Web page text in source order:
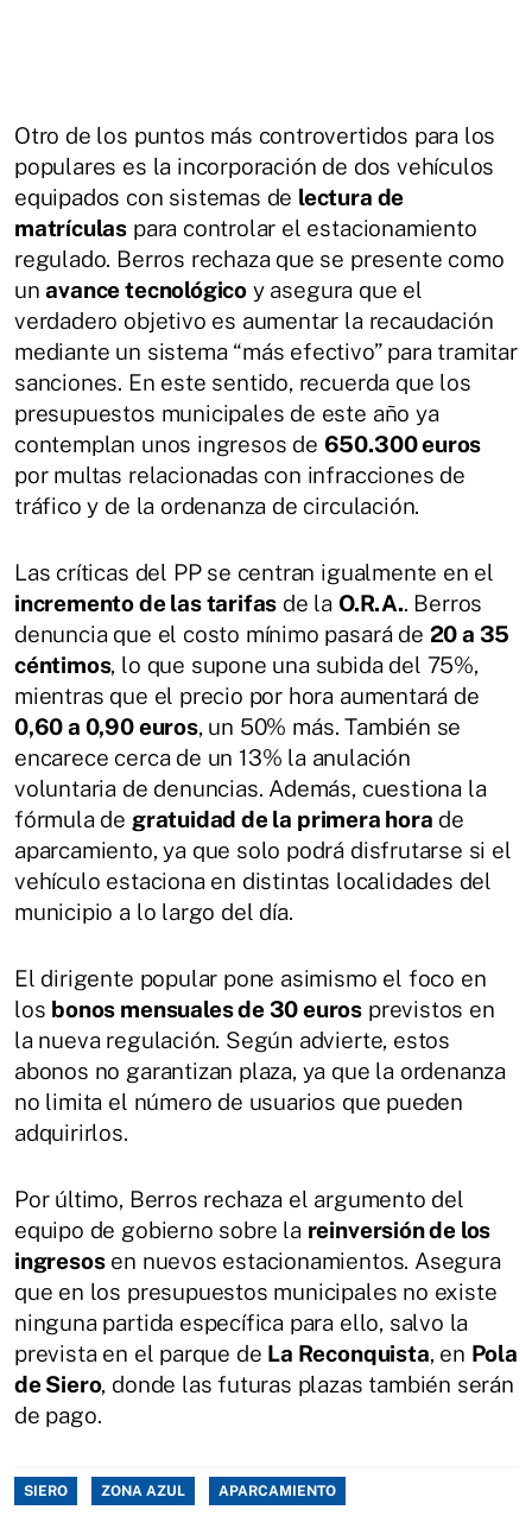
Otro de los puntos más controvertidos para los
populares es la incorporación de dos vehículos
equipados con sistemas de lectura de
matrículas para controlar el estacionamiento
regulado. Berros rechaza que se presente como
unavance tecnológico y asegura que el
verdadero objetivo es aumentar la recaudación
mediante un sistema “más efectivo” para tramitar
sanciones. En este sentido, recuerda que los
presupuestos municipales de este año ya
contemplan unos ingresos de 650.300 euros
por multas relacionadas con infracciones de
tráfico y de la ordenanza de circulación.
Las críticas del PP se centran igualmente en el
incremento de las tarifas de la O.R.A.. Berros
denuncia que el costo mínimo pasará de 20 a 35
céntimos, lo que supone una subida del 75%,
mientras que el precio por hora aumentará de
0,60 a 0,90 euros, un 50% más. También se
encarece cerca de un 13% la anulación
voluntaria de denuncias. Además, cuestiona la
fórmula de gratuidad de la primera hora de
aparcamiento, ya que solo podrá disfrutarse si el
vehículo estaciona en distintas localidades del
municipio a lo largo del día.
El dirigente popular pone asimismo el foco en
los bonos mensuales de 30 euros previstos en
la nueva regulación. Según advierte, estos
abonos no garantizan plaza, ya que la ordenanza
no limita el número de usuarios que pueden
adquirirlos.
Por último, Berros rechaza el argumento del
equipo de gobierno sobre la reinversión de los
ingresosen nuevos estacionamientos. Asegura
que en los presupuestos municipales no existe
ninguna partida específica para ello, salvo la
prevista en el parque de La Reconquista, en Pola
de Siero, donde las futuras plazas también serán
de pago.
SIERO ZONA AZUL APARCAMIENTO